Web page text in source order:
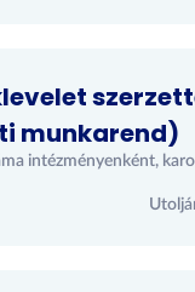
munkarend)
intézményenként,